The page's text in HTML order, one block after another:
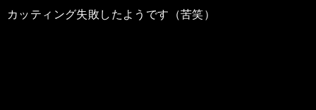
カッティング失敗したようです（苦笑）